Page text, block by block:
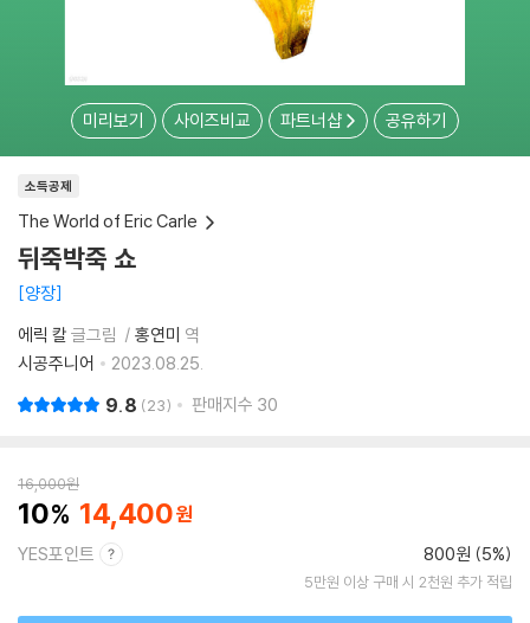
미리보기 사이즈비교 파트너샵 공유하기
소득공제
The World of Eric Carle
뒤죽박죽 쇼
양장
에릭 칼 글그림 홍연미 역
시공주니어
2023.08.25.
9.8 23 판매지수 30
16,000원
10 14,400
YES포인트 800원 (5%)
5만원 이상 구매 시 2천원 추가 적립